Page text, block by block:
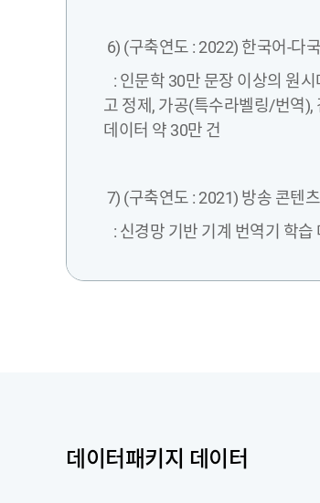
6) (구축연도 : 2022) 한국어-다
: 인문학 30만 문장 이상의 원
고 정제, 가공(특수라벨링/번역),
데이터 약 30만 건
7) (구축연도 : 2021) 방송 콘텐
: 신경망 기반 기계 번역기 학
데이터패키지 데이터